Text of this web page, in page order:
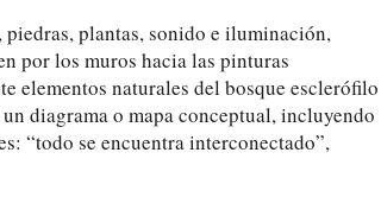
plantas, sonido e iluminación,
por los muros hacia las pinturas
elementos naturales del bosque esclerófilo
diagrama o mapa conceptual, incluyendo
“todo se encuentra interconectado”,